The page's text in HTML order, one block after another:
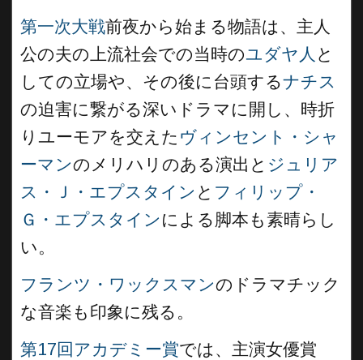
第一次大戦前夜から始まる物語は、主人
公の夫の上流社会での当時のユダヤ人 と
しての立場や、その後に台頭するナチス
の迫害に繋がる深いドラマに開し、時折
りユーモアを交えた ヴィンセント・シャ
ーマンのメリハリのある演出と ジュリア
ス・Ｊ・エプスタイン と フィリップ・
Ｇ・エプスタイン による脚本も素晴らし
い。
フランツ・ワックスマンのドラマチック
な音楽も印象に残る。
第17回アカデミー賞では、主演女優賞